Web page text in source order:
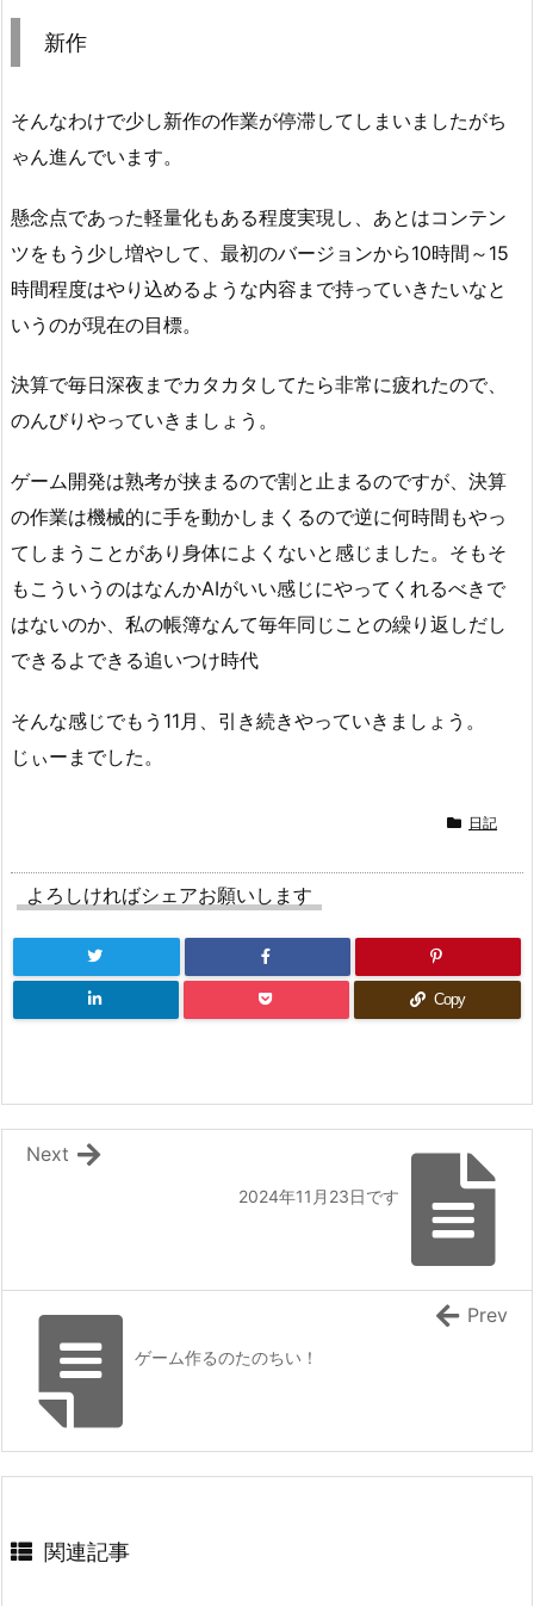
新作
そんなわけで少し新作の作業が停滞してしまいましたがち
ゃん進んでいます。
懸念点であった軽量化もある程度実現し、あとはコンテン
ツをもう少し増やして、最初のバージョンから10時間～15
時間程度はやり込めるような内容まで持っていきたいなと
いうのが現在の目標。
決算で毎日深夜までカタカタしてたら非常に疲れたので、
のんびりやっていきましょう。
ゲーム開発は熟考が挟まるので割と止まるのですが、決算
の作業は機械的に手を動かしまくるので逆に何時間もやっ
てしまうことがあり身体によくないと感じました。そもそ
もこういうのはなんかAIがいい感じにやってくれるべきで
はないのか、私の帳簿なんて毎年同じことの繰り返しだし
できるよできる追いつけ時代
そんな感じでもう11月、引き続きやっていきましょう。
じぃーまでした。
日記
よろしければシェアお願いします
Copy
2024年11月23日です
Next
ゲーム作るのたのちい！
Prev
関連記事